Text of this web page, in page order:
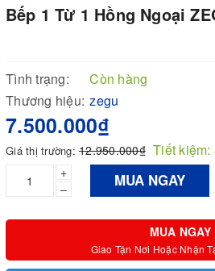
Bếp 1 Từ 1 Hồng Ngoại
Tình trạng:
Còn hàng
Thương hiệu: zegu
7.500.000₫
Giá thị trường: 12.950.000₫ Tiết kiệm:
+
–
MUA NGAY
MUA NGAY
Giao Tận Nơi Hoặc Nhận